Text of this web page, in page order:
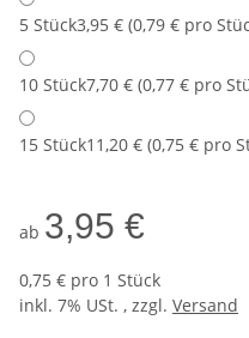
5 Stück3,95 € (0,79 € pro
10 Stück7,70 € (0,77 € pro
15 Stück11,20 € (0,75 € pro
ab 3,95 €
0,75 € pro 1 Stück
inkl. 7% USt. , zzgl. Versand